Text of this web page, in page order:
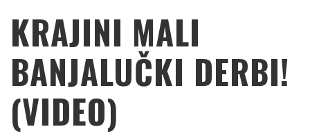
KRAJINI MALI
BANJALUČKI DERBI!
(VIDEO)